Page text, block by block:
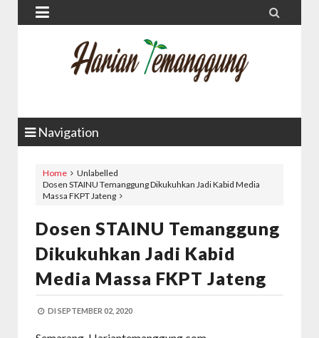
 
Navigation
Home
Unlabelled
Dosen STAINU Temanggung Dikukuhkan Jadi Kabid Media
Massa FKPT Jateng
Dosen STAINU Temanggung
Dikukuhkan Jadi Kabid
Media Massa FKPT Jateng
DI SEPTEMBER 02, 2020